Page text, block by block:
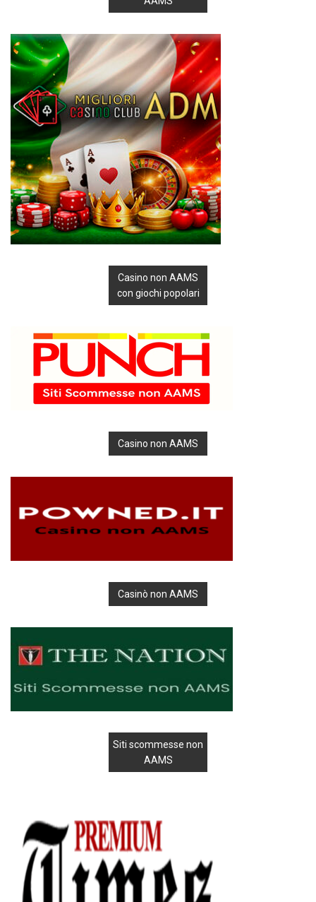
Casino non AAMS
con giochi popolari
Casino non AAMS
Casinò non AAMS
Siti scommesse non
AAMS